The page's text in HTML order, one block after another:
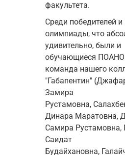
факультета.
Среди победителей и
олимпиады, что
удивительно, были и
обучающиеся
команда нашего
"Габапентин"
Замира
Рустамовна,
Динара Маратовна,
Самира Рустамовна,
Саидат
Будайхановна,